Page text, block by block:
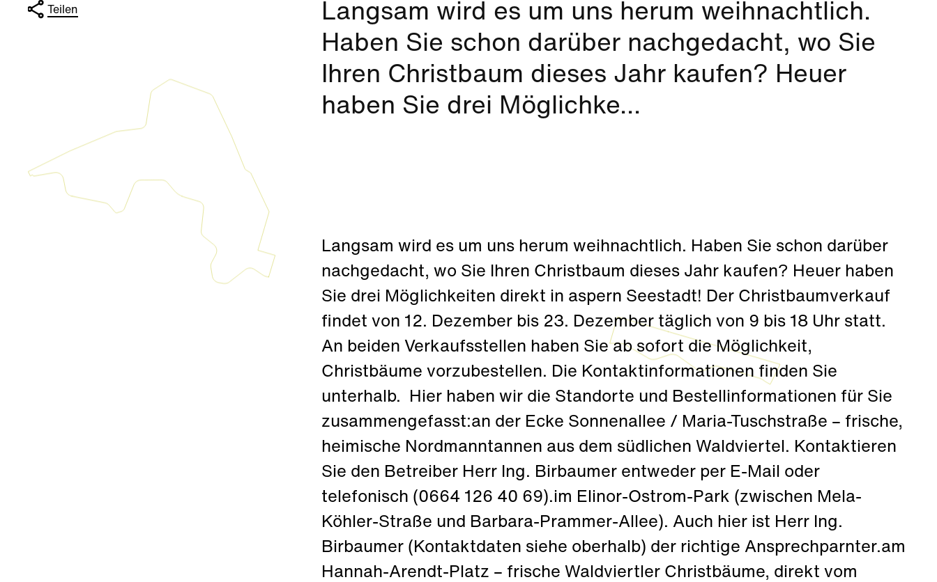
Teilen
Langsam wird es um uns herum weihnachtlich.
Haben Sie schon darüber nachgedacht, wo Sie
Ihren Christbaum dieses Jahr kaufen? Heuer
haben Sie drei Möglichke...
Langsam wird es um uns herum weihnachtlich. Haben Sie schon darüber
nachgedacht, wo Sie Ihren Christbaum dieses Jahr kaufen? Heuer haben
Sie drei Möglichkeiten direkt in aspern Seestadt! Der Christbaumverkauf
findet von 12. Dezember bis 23. Dezember täglich von 9 bis 18 Uhr statt.
An beiden Verkaufsstellen haben Sie ab sofort die Möglichkeit,
Christbäume vorzubestellen. Die Kontaktinformationen finden Sie
unterhalb. Hier haben wir die Standorte und Bestellinformationen für Sie
zusammengefasst:an der Ecke Sonnenallee / Maria-Tuschstraße – frische,
heimische Nordmanntannen aus dem südlichen Waldviertel. Kontaktieren
Sie den Betreiber Herr Ing. Birbaumer entweder per E-Mail oder
telefonisch (0664 126 40 69).im Elinor-Ostrom-Park (zwischen Mela-
Köhler-Straße und Barbara-Prammer-Allee). Auch hier ist Herr Ing.
Birbaumer (Kontaktdaten siehe oberhalb) der richtige Ansprechparnter.am
Hannah-Arendt-Platz – frische Waldviertler Christbäume, direkt vom